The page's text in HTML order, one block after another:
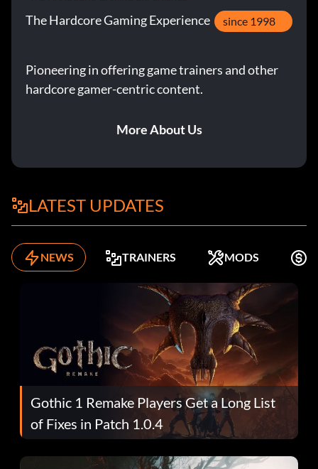
The Hardcore Gaming Experience since 1998
Pioneering in offering game trainers and other
hardcore gamer-centric content.
More About Us
LATEST UPDATES
NEWS TRAINERS MODS
Gothic 1 Remake Players Get a Long List
of Fixes in Patch 1.0.4